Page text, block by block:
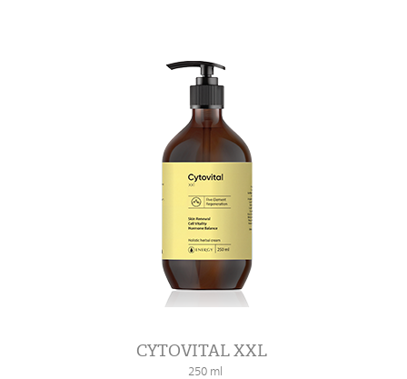
CYTOVITAL XXL
250 ml